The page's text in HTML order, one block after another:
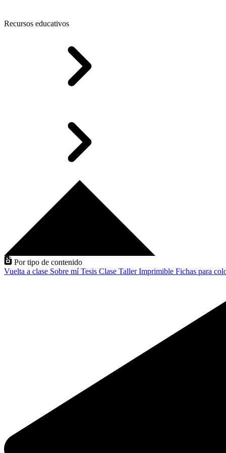
Recursos educativos
Por tipo de contenido
Vuelta a clase Sobre míTesis Clase TallerImprimible Fichas para